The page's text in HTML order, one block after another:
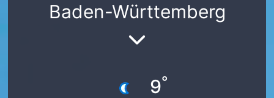
Baden-Württemberg
9°